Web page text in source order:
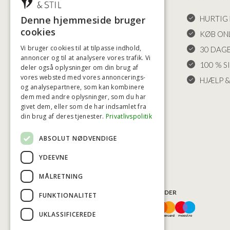
HANDELSBETINGELSER
LEVERING OG RETURET
FORTRYDELSESRET
KLAGER
FRAGT
INDSTILLINGER FOR COOKIES
HURTIG
KØB
30
100 %
HJÆLP
BETALINGSMULIGHEDER
Denne hjemmeside bruger
cookies
Vi bruger cookies til at tilpasse indhold,
annoncer og til at analysere vores trafik. Vi
deler også oplysninger om din brug af
vores websted med vores annoncerings-
og analysepartnere, som kan kombinere
dem med andre oplysninger, som du har
givet dem, eller som de har indsamlet fra
din brug af deres tjenester. Privatlivspolitik
ABSOLUT NØDVENDIGE
YDEEVNE
MÅLRETNING
FUNKTIONALITET
UKLASSIFICEREDE